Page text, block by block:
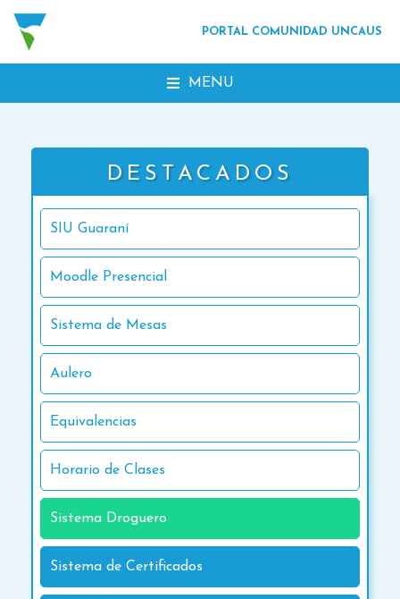
PORTAL COMUNIDAD UNCAUS
MENU
DESTACADOS
SIU Guaraní
Moodle Presencial
Sistema de Mesas
Aulero
Equivalencias
Horario de Clases
Sistema Droguero
Sistema de Certificados